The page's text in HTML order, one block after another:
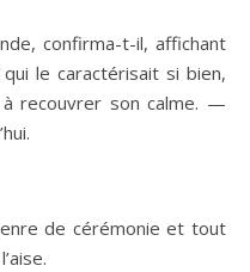
confirma-t-il, affichant
le caractérisait si bien,
recouvrer son calme. —
de cérémonie et tout